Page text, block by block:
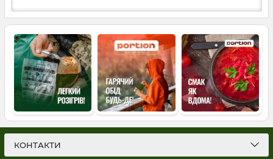
КОНТАКТИ